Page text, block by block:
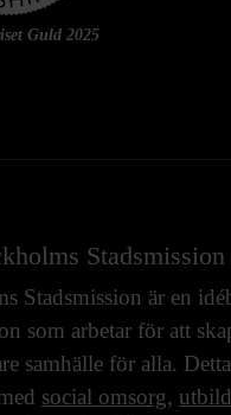
Guld 2025
Stadsmission
Stadsmission är en
som arbetar för att
samhälle för alla.
social omsorg,